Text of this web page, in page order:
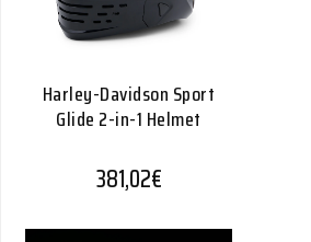
Harley-Davidson Sport
Glide 2-in-1 Helmet
381,02€